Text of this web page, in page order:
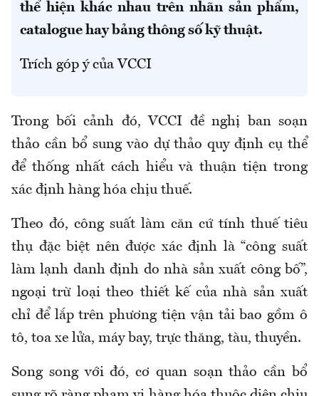
thể hiện khác nhau trên nhãn sản phẩm,
catalogue hay bảng thông số kỹ thuật.
Trích góp ý của VCCI
Trong bối cảnh đó, VCCI đề nghị ban soạn
thảo cần bổ sung vào dự thảo quy định cụ thể
để thống nhất cách hiểu và thuận tiện trong
xác định hàng hóa chịu thuế.
Theo đó, công suất làm căn cứ tính thuế tiêu
thụ đặc biệt nên được xác định là “công suất
làm lạnh danh định do nhà sản xuất công bố”,
ngoại trừ loại theo thiết kế của nhà sản xuất
chỉ để lắp trên phương tiện vận tải bao gồm ô
tô, toa xe lửa, máy bay, trực thăng, tàu, thuyền.
Song song với đó, cơ quan soạn thảo cần bổ